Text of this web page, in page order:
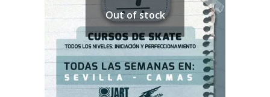
elegir
en
la
página
de
Out of stock